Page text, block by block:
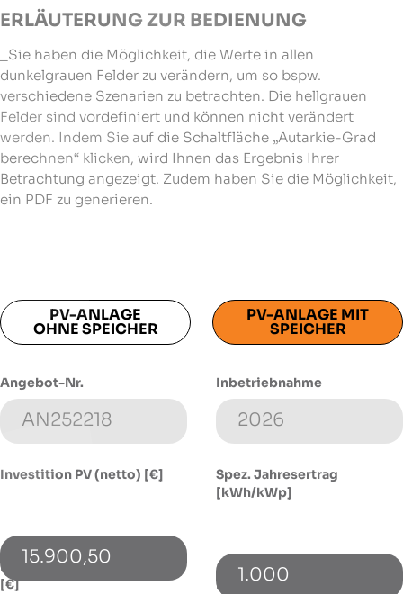
ERLÄUTERUNG ZUR BEDIENUNG
_Sie haben die Möglichkeit, die Werte in allen
dunkelgrauen Felder zu verändern, um so bspw.
verschiedene Szenarien zu betrachten. Die hellgrauen
Felder sind vordefiniert und können nicht verändert
werden. Indem Sie auf die Schaltfläche „Autarkie-Grad
berechnen“ klicken, wird Ihnen das Ergebnis Ihrer
Betrachtung angezeigt. Zudem haben Sie die Möglichkeit,
ein PDF zu generieren.
PV-ANLAGE
OHNE SPEICHER
PV-ANLAGE MIT
SPEICHER
Angebot-Nr.
Investition PV (netto) [€]
15.900,50
Investition Speicher (netto)
[€]
Inbetriebnahme
Spez. Jahresertrag
[kWh/kWp]
1.000
Energieverbrauch [kWh]